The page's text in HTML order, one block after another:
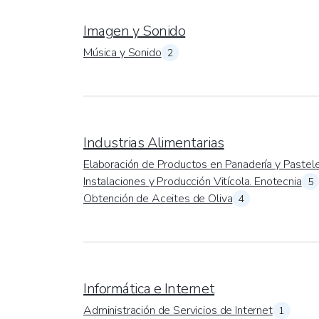
Imagen y Sonido
Música y Sonido 2
Industrias Alimentarias
Elaboración de Productos en Panadería y
Instalaciones y Producción Vitícola. Enotecnia 5
Obtención de Aceites de Oliva 4
Informática e Internet
Administración de Servicios de Internet 1